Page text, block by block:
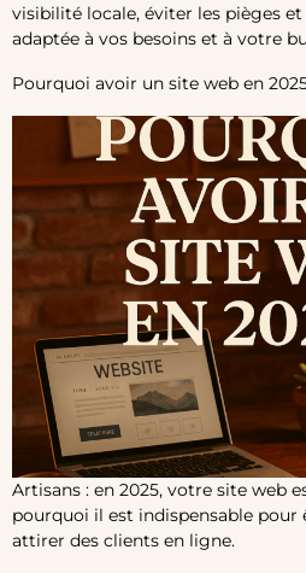
visibilité locale, éviter les pièges
adaptée à vos besoins et à votre
Pourquoi avoir un site web en
Artisans : en 2025, votre site web
pourquoi il est indispensable pour
attirer des clients en ligne.